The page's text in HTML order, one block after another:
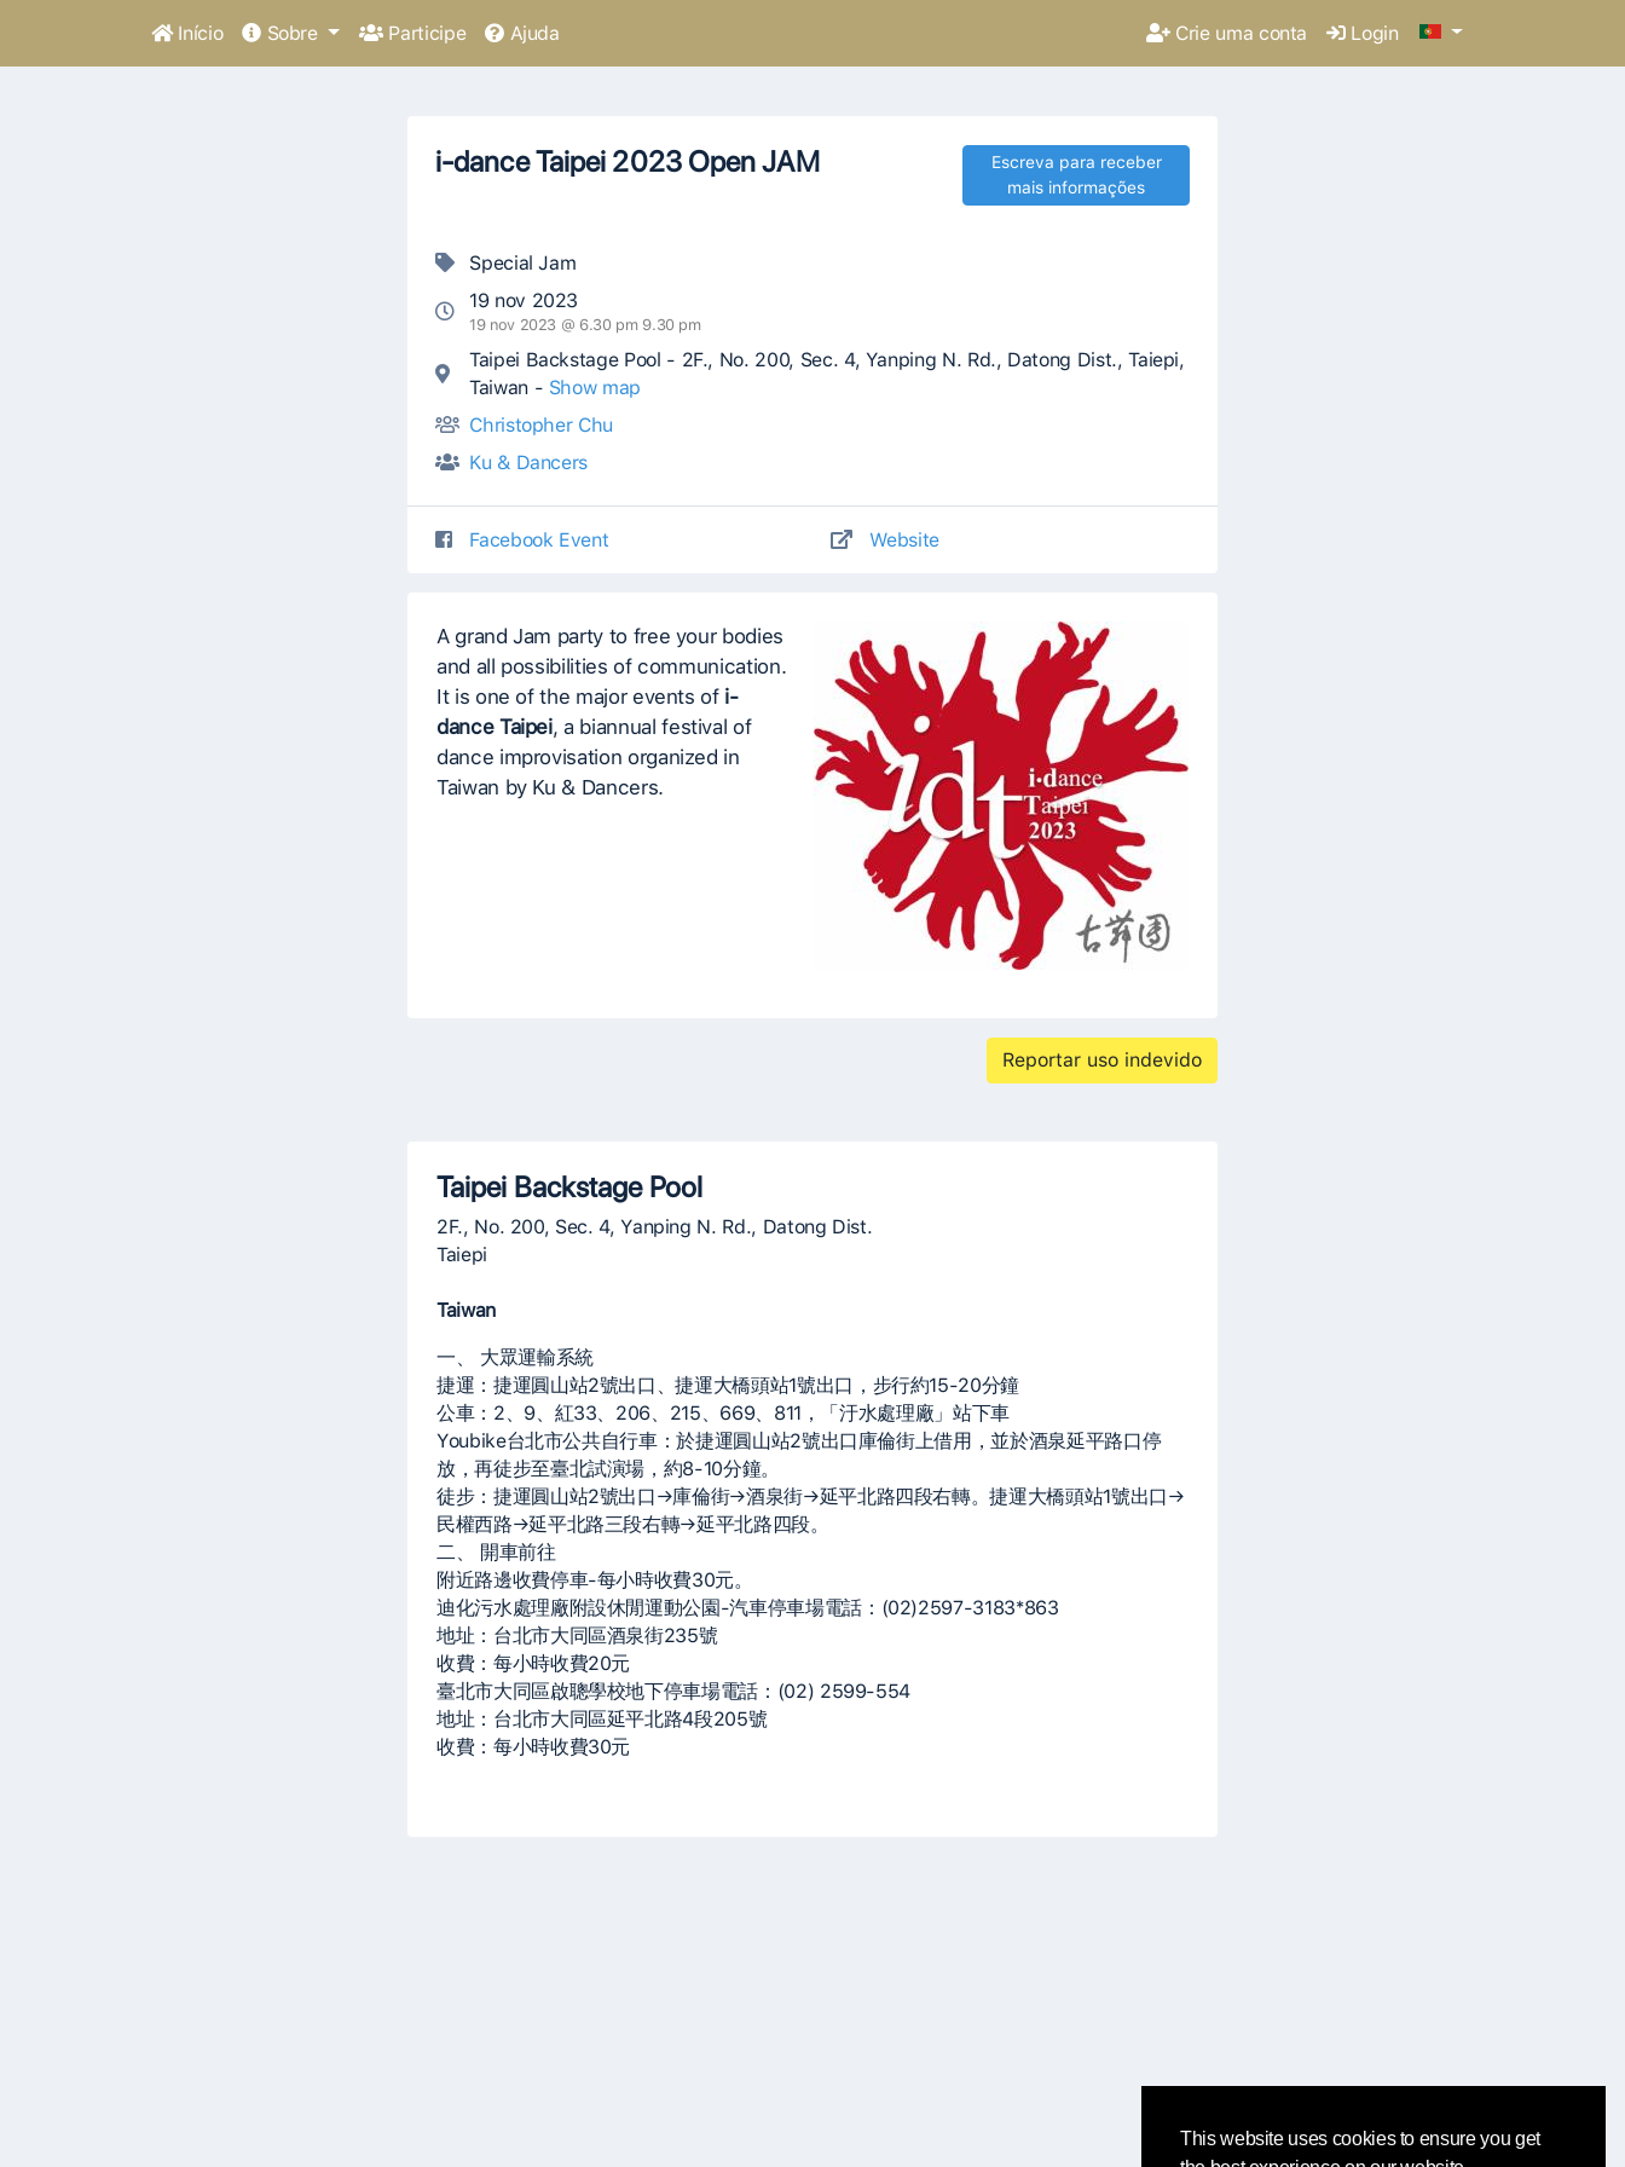
This website uses cookies to ensure you get
Início Sobre Participe Ajuda Crie uma conta Login
i-dance Taipei 2023 Open JAM
Escreva para receber
mais informações
Special Jam
19 nov 2023
19 nov 2023 @ 6.30 pm 9.30 pm
Taipei Backstage Pool - 2F., No. 200, Sec. 4, Yanping N. Rd., Datong Dist., Taiepi,
Taiwan - Show map
Christopher Chu
Ku & Dancers
Facebook Event Website
A grand Jam party to free your bodies
and all possibilities of communication.
It is one of the major events of i-
dance Taipei, a biannual festival of
dance improvisation organized in
Taiwan by Ku & Dancers.
Reportar uso indevido
Taipei Backstage Pool
2F., No. 200, Sec. 4, Yanping N. Rd., Datong Dist.
Taiepi
Taiwan
一、 大眾運輸系統
捷運：捷運圓山站2號出口、捷運大橋頭站1號出口，步行約15-20分鐘
公車：2、9、紅33、206、215、669、811，「汙水處理廠」站下車
Youbike台北市公共自行車：於捷運圓山站2號出口庫倫街上借用，並於酒泉延平路口停
放，再徒步至臺北試演場，約8-10分鐘。
徒步：捷運圓山站2號出口→庫倫街→酒泉街→延平北路四段右轉。捷運大橋頭站1號出口→
民權西路→延平北路三段右轉→延平北路四段。
二、 開車前往
附近路邊收費停車-每小時收費30元。
迪化污水處理廠附設休閒運動公園-汽車停車場電話：(02)2597-3183*863
地址：台北市大同區酒泉街235號
收費：每小時收費20元
臺北市大同區啟聰學校地下停車場電話：(02) 2599-554
地址：台北市大同區延平北路4段205號
收費：每小時收費30元